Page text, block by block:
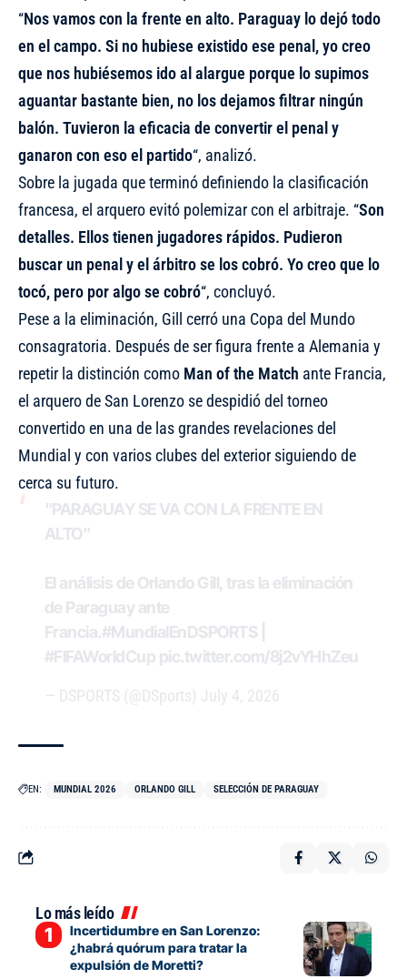
“Nos vamos con la frente en alto. Paraguay lo dejó todo
en el campo. Si no hubiese existido ese penal, yo creo
que nos hubiésemos ido al alargue porque lo supimos
aguantar bastante bien, no los dejamos filtrar ningún
balón. Tuvieron la eficacia de convertir el penal y
ganaron con eso el partido“, analizó.
Sobre la jugada que terminó definiendo la clasificación
francesa, el arquero evitó polemizar con el arbitraje. “Son
detalles. Ellos tienen jugadores rápidos. Pudieron
buscar un penal y el árbitro se los cobró. Yo creo que lo
tocó, pero por algo se cobró“, concluyó.
Pese a la eliminación, Gill cerró una Copa del Mundo
consagratoria. Después de ser figura frente a Alemania y
repetir la distinción como Man of the Match ante Francia,
el arquero de San Lorenzo se despidió del torneo
convertido en una de las grandes revelaciones del
Mundial y con varios clubes del exterior siguiendo de
cerca su futuro.
"PARAGUAY SE VA CON LA FRENTE EN
ALTO"
El análisis de Orlando Gill, tras la eliminación
de Paraguay ante
Francia.#MundialEnDSPORTS
#FIFAWorldCup pic.twitter.com/8j2vYHhZeu
— DSPORTS (@DSports) July 4, 2026
EN: MUNDIAL 2026 ORLANDO GILL SELECCIÓN DE PARAGUAY
Lo más leído
Incertidumbre en San Lorenzo:
¿habrá quórum para tratar la
expulsión de Moretti?